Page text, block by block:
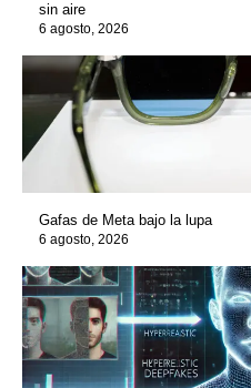
sin aire
6 agosto, 2026
Gafas de Meta bajo la lupa
6 agosto, 2026